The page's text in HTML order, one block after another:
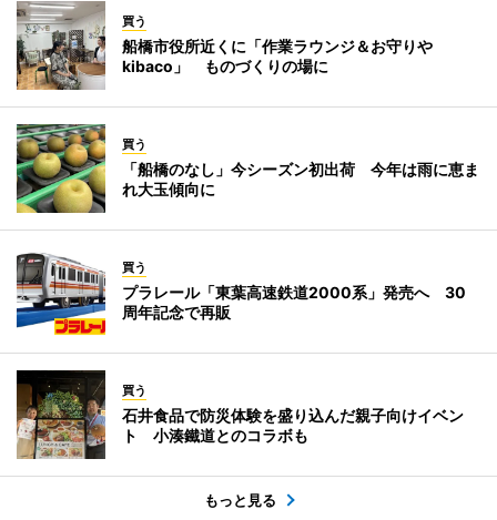
買う
船橋市役所近くに「作業ラウンジ＆お守りや
kibaco」 ものづくりの場に
買う
「船橋のなし」今シーズン初出荷 今年は雨に恵ま
れ大玉傾向に
買う
プラレール「東葉高速鉄道2000系」発売へ 30
周年記念で再販
買う
石井食品で防災体験を盛り込んだ親子向けイベン
ト 小湊鐵道とのコラボも
もっと見る